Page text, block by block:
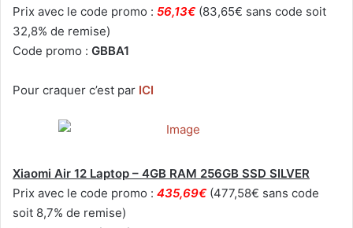
Prix avec le code promo : 56,13€ (83,65€ sans code soit
32,8% de remise)
Code promo : GBBA1
Pour craquer c’est par ICI
Xiaomi Air 12 Laptop – 4GB RAM 256GB SSD SILVER
Prix avec le code promo : 435,69€ (477,58€ sans code
soit 8,7% de remise)